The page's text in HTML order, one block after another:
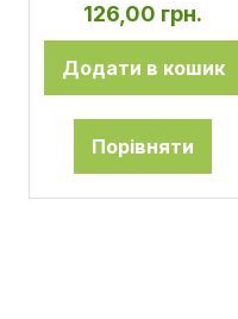
126,00 грн.
Додати в кошик
Порівняти